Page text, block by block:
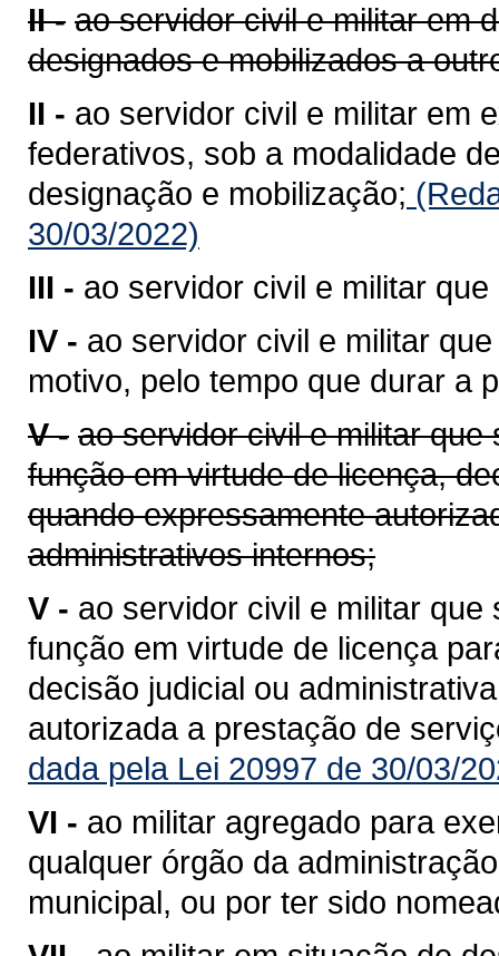
II - ao servidor civil e militar em
designados e mobilizados a
II - ao servidor civil e militar em
federativos, sob a modalidade
designação e mobilização;
30/03/2022)
III - ao servidor civil e militar
IV - ao servidor civil e militar
motivo, pelo tempo que durar a
V - ao servidor civil e militar
função em virtude de licença,
quando expressamente
administrativos internos;
V - ao servidor civil e militar
função em virtude de licença
decisão judicial ou
autorizada a prestação de
dada pela Lei 20997 de 30/03/
VI - ao militar agregado para
qualquer órgão da
municipal, ou por ter sido